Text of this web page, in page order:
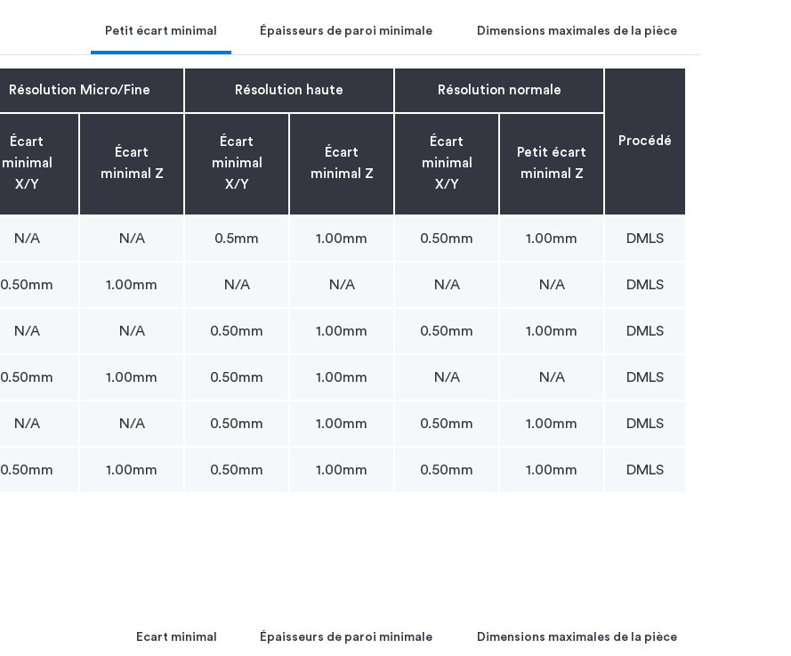
Petit écart minimal Épaisseurs de paroi minimale Dimensions maximales de la pièce
Résolution Micro/Fine Résolution haute Résolution normale
Procédé
Écart
minimal
X/Y
Écart
minimal Z
Écart
minimal
X/Y
Écart
minimal Z
Écart
minimal
X/Y
Petit écart
minimal Z
N/A N/A 0.5mm 1.00mm 0.50mm 1.00mm DMLS
0.50mm 1.00mm N/A N/A N/A N/A DMLS
N/A N/A 0.50mm 1.00mm 0.50mm 1.00mm DMLS
0.50mm 1.00mm 0.50mm 1.00mm N/A N/A DMLS
N/A N/A 0.50mm 1.00mm 0.50mm 1.00mm DMLS
0.50mm 1.00mm 0.50mm 1.00mm 0.50mm 1.00mm DMLS
Ecart minimal Épaisseurs de paroi minimale Dimensions maximales de la pièce